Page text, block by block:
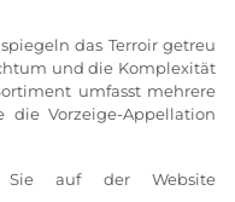
das Terroir getreu
und die Komplexität
umfasst mehrere
die Vorzeige-Appellation
Sie auf der Website